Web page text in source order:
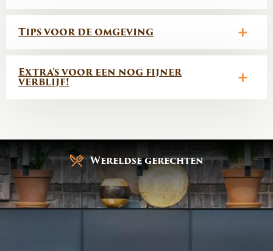
Tips voor de omgeving
Extra’s voor een nog fijner
verblijf!
Gratis parkeren